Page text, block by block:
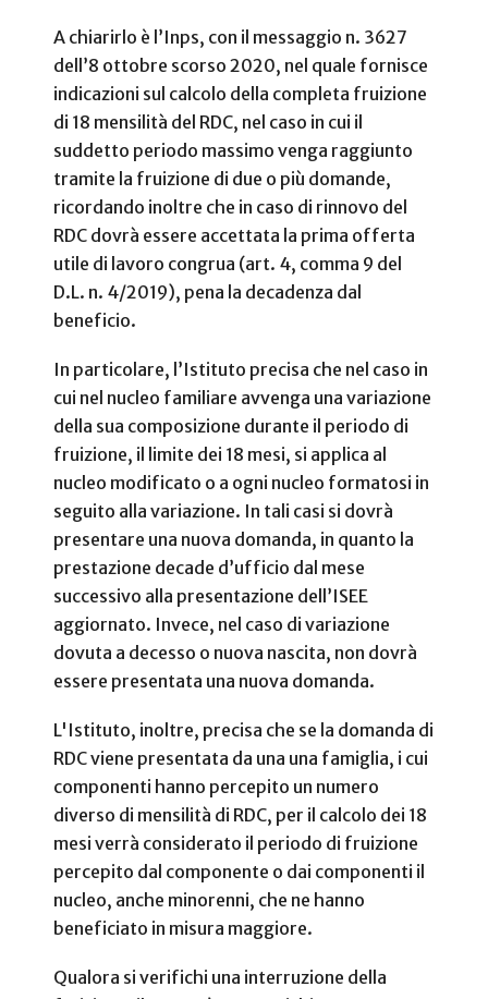
A chiarirlo è l’Inps, con il messaggio n. 3627
dell’8 ottobre scorso 2020, nel quale fornisce
indicazioni sul calcolo della completa fruizione
di 18 mensilità del RDC, nel caso in cui il
suddetto periodo massimo venga raggiunto
tramite la fruizione di due o più domande,
ricordando inoltre che in caso di rinnovo del
RDC dovrà essere accettata la prima offerta
utile di lavoro congrua (art. 4, comma 9 del
D.L. n. 4/2019), pena la decadenza dal
beneficio.
In particolare, l’Istituto precisa che nel caso in
cui nel nucleo familiare avvenga una variazione
della sua composizione durante il periodo di
fruizione, il limite dei 18 mesi, si applica al
nucleo modificato o a ogni nucleo formatosi in
seguito alla variazione. In tali casi si dovrà
presentare una nuova domanda, in quanto la
prestazione decade d’ufficio dal mese
successivo alla presentazione dell’ISEE
aggiornato. Invece, nel caso di variazione
dovuta a decesso o nuova nascita, non dovrà
essere presentata una nuova domanda.
L'Istituto, inoltre, precisa che se la domanda di
RDC viene presentata da una una famiglia, i cui
componenti hanno percepito un numero
diverso di mensilità di RDC, per il calcolo dei 18
mesi verrà considerato il periodo di fruizione
percepito dal componente o dai componenti il
nucleo, anche minorenni, che ne hanno
beneficiato in misura maggiore.
Qualora si verifichi una interruzione della